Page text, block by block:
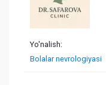
Yo'nalish:
Bolalar nevrologiyasi